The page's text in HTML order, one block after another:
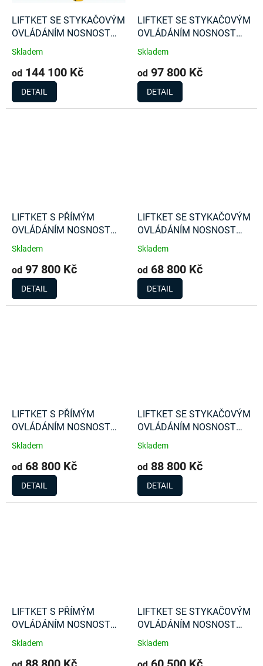
LIFTKET SE STYKAČOVÝM
OVLÁDÁNÍM NOSNOST
5000 Kg
Skladem
od 144 100 Kč
DETAIL
LIFTKET SE STYKAČOVÝM
OVLÁDÁNÍM NOSNOST
3200 Kg
Skladem
od 97 800 Kč
DETAIL
LIFTKET S PŘÍMÝM
OVLÁDÁNÍM NOSNOST
3200 Kg
Skladem
od 97 800 Kč
DETAIL
LIFTKET SE STYKAČOVÝM
OVLÁDÁNÍM NOSNOST
2000 Kg
Skladem
od 68 800 Kč
DETAIL
LIFTKET S PŘÍMÝM
OVLÁDÁNÍM NOSNOST
2000 Kg
Skladem
od 68 800 Kč
DETAIL
LIFTKET SE STYKAČOVÝM
OVLÁDÁNÍM NOSNOST
1600 Kg
Skladem
od 88 800 Kč
DETAIL
LIFTKET S PŘÍMÝM
OVLÁDÁNÍM NOSNOST
1600 Kg
Skladem
LIFTKET SE STYKAČOVÝM
OVLÁDÁNÍM NOSNOST
1000 Kg
Skladem